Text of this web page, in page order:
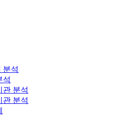
분석
석
관 분석
관 분석